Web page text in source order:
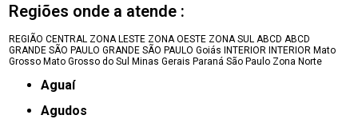
Regiões onde a atende :
REGIÃO CENTRAL ZONA LESTE ZONA OESTE ZONA SUL ABCD ABCD
GRANDE SÃO PAULO GRANDE SÃO PAULO Goiás INTERIOR INTERIOR Mato
Grosso Mato Grosso do Sul Minas Gerais Paraná São Paulo Zona Norte
Aguaí
Agudos